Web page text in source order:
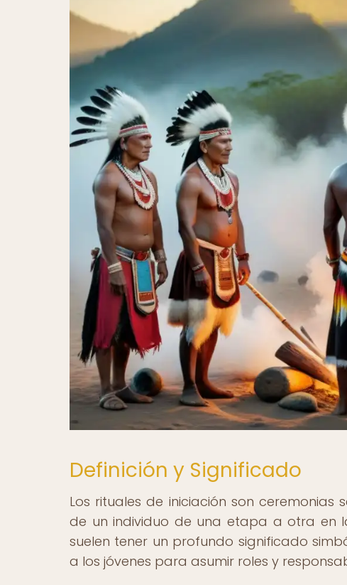
Definición y Significado
Los rituales de iniciación son
de un individuo de una etapa a otra en
suelen tener un profundo significado
a los jóvenes para asumir roles y